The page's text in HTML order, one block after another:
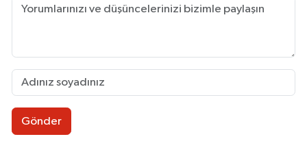
Gönder